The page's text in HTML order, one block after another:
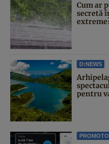
Cum ar
secretă
D:NEWS
pentru